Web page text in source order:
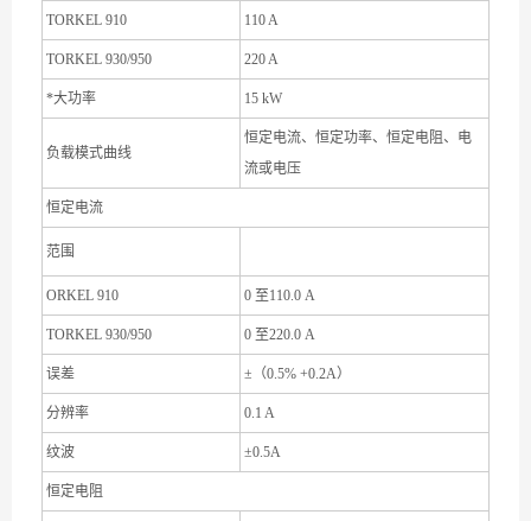
TORKEL 910 110 A
TORKEL 930/950 220 A
*大功率 15 kW
负载模式曲线
恒定电流、恒定功率、恒定电阻、电
流或电压
恒定电流
范围
ORKEL 910 0 至110.0 A
TORKEL 930/950 0 至220.0 A
误差 ±（0.5% +0.2A）
分辨率 0.1 A
纹波 ±0.5A
恒定电阻